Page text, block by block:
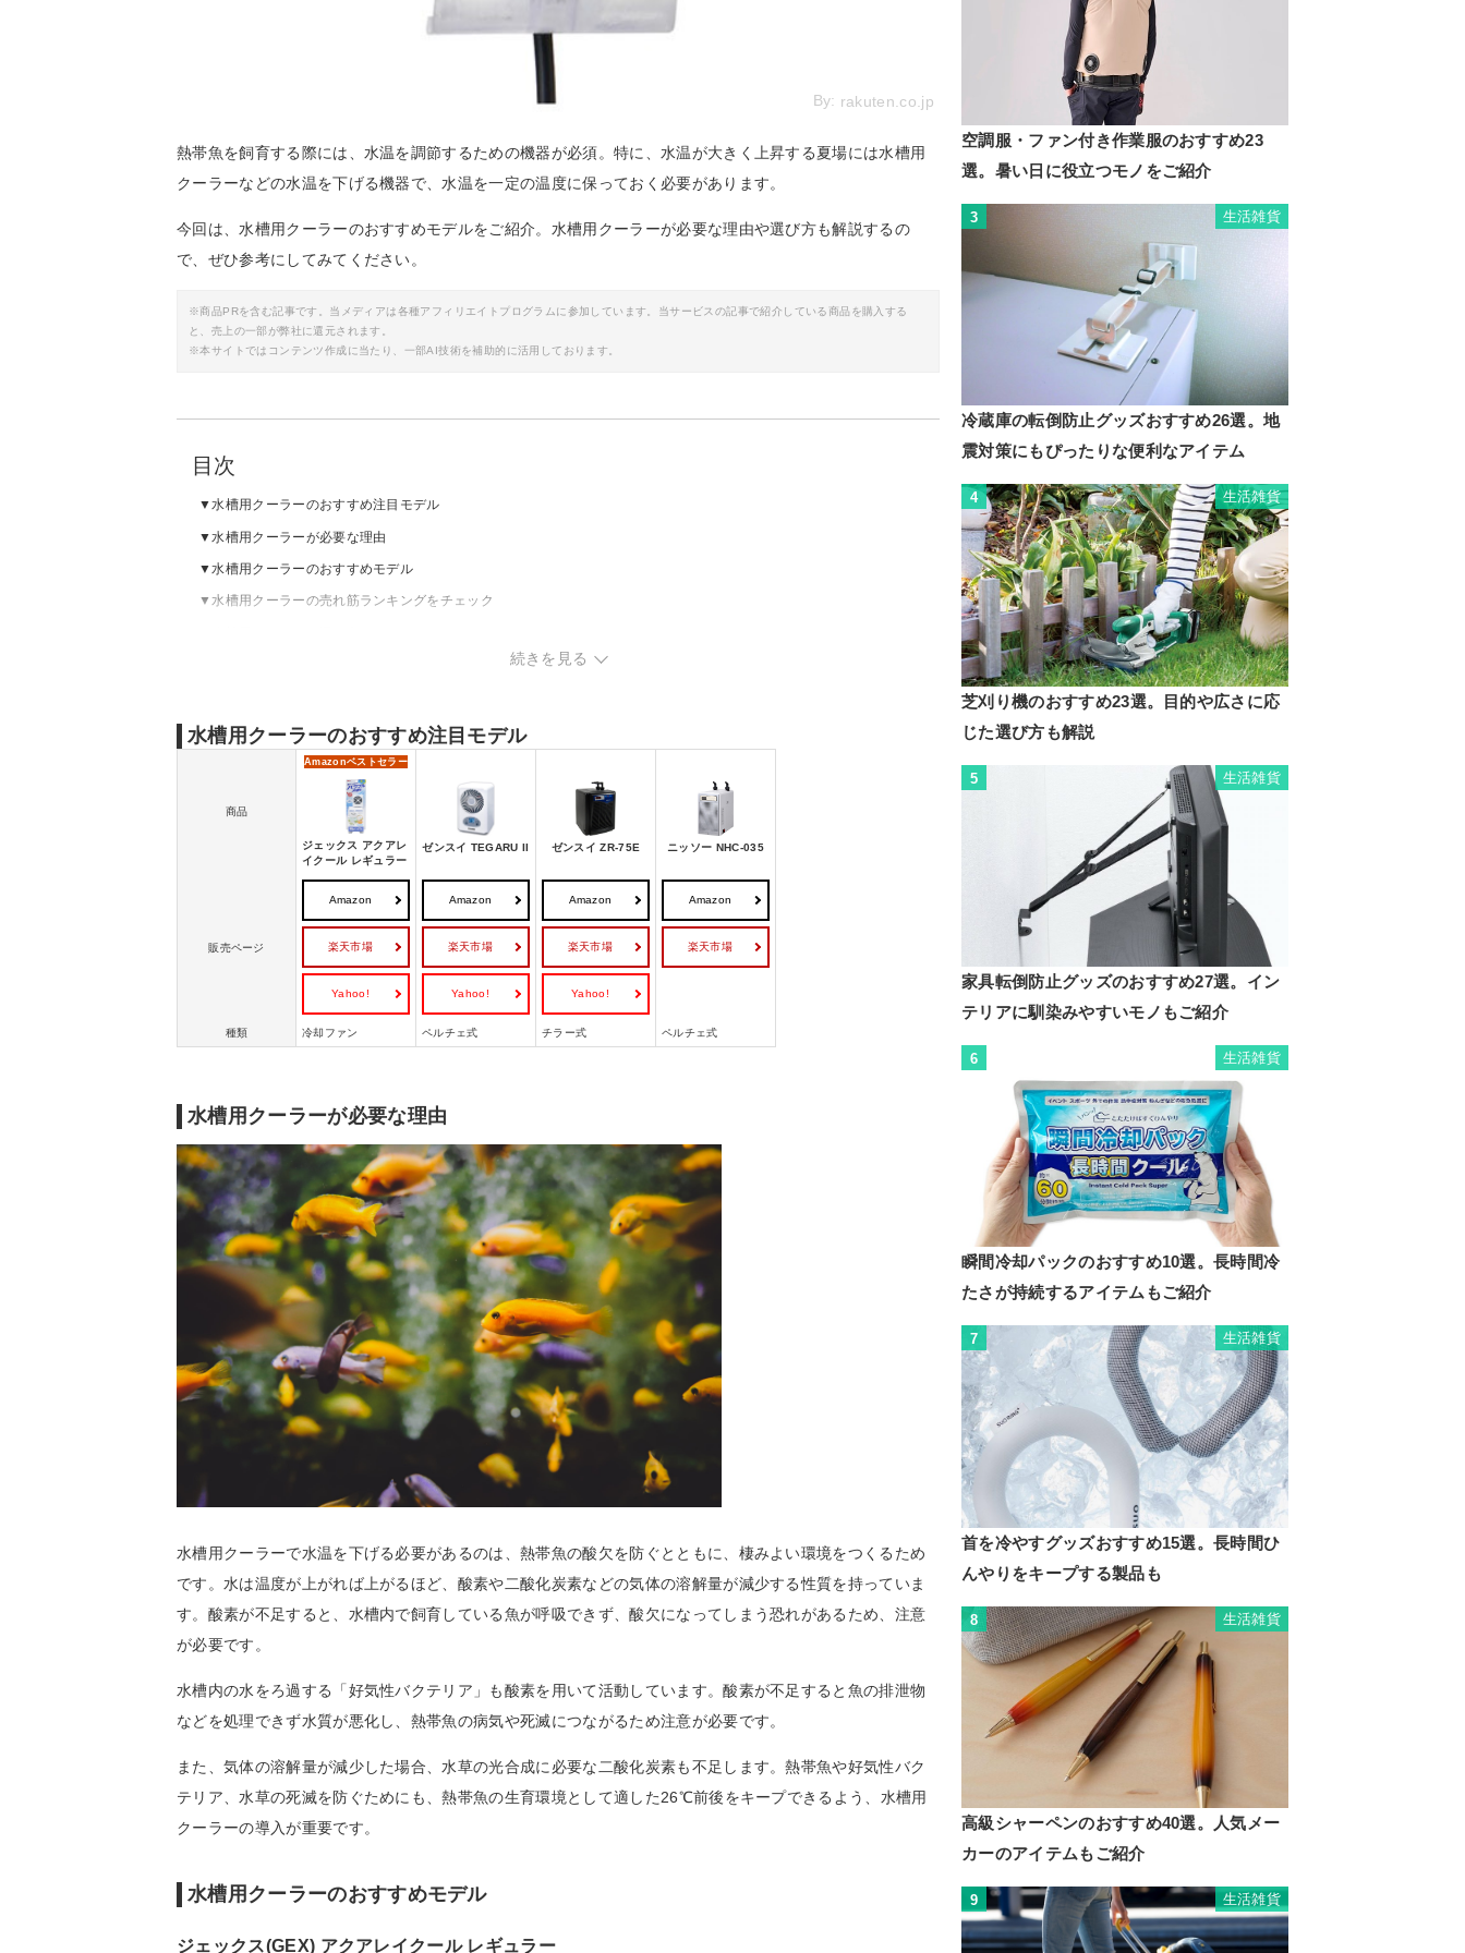
By: rakuten.co.jp
熱帯魚を飼育する際には、水温を調節するための機器が必須。特に、水温が大きく上昇する夏場には水槽用
クーラーなどの水温を下げる機器で、水温を一定の温度に保っておく必要があります。
今回は、水槽用クーラーのおすすめモデルをご紹介。水槽用クーラーが必要な理由や選び方も解説するの
で、ぜひ参考にしてみてください。
※商品PRを含む記事です。当メディアは各種アフィリエイトプログラムに参加しています。当サービスの記事で紹介している商品を購入する
と、売上の一部が弊社に還元されます。
※本サイトではコンテンツ作成に当たり、一部AI技術を補助的に活用しております。
目次
水槽用クーラーのおすすめ注目モデル
水槽用クーラーが必要な理由
水槽用クーラーのおすすめモデル
水槽用クーラーの売れ筋ランキングをチェック
続きを見る
水槽用クーラーのおすすめ注目モデル
商品
Amazonベストセラー
ジェックス アクアレ
イクール レギュラー
ゼンスイ TEGARU II ゼンスイ ZR-75E ニッソー NHC-035
販売ページ
Amazon
楽天市場
Yahoo!
Amazon
楽天市場
Yahoo!
Amazon
楽天市場
Yahoo!
Amazon
楽天市場
種類 冷却ファン ペルチェ式 チラー式 ペルチェ式
水槽用クーラーが必要な理由
水槽用クーラーで水温を下げる必要があるのは、熱帯魚の酸欠を防ぐとともに、棲みよい環境をつくるため
です。水は温度が上がれば上がるほど、酸素や二酸化炭素などの気体の溶解量が減少する性質を持っていま
す。酸素が不足すると、水槽内で飼育している魚が呼吸できず、酸欠になってしまう恐れがあるため、注意
が必要です。
水槽内の水をろ過する「好気性バクテリア」も酸素を用いて活動しています。酸素が不足すると魚の排泄物
などを処理できず水質が悪化し、熱帯魚の病気や死滅につながるため注意が必要です。
また、気体の溶解量が減少した場合、水草の光合成に必要な二酸化炭素も不足します。熱帯魚や好気性バク
テリア、水草の死滅を防ぐためにも、熱帯魚の生育環境として適した26℃前後をキープできるよう、水槽用
クーラーの導入が重要です。
水槽用クーラーのおすすめモデル
ジェックス(GEX) アクアレイクール レギュラー
空調服・ファン付き作業服のおすすめ23
選。暑い日に役立つモノをご紹介
3 生活雑貨
冷蔵庫の転倒防止グッズおすすめ26選。地
震対策にもぴったりな便利なアイテム
4 生活雑貨
芝刈り機のおすすめ23選。目的や広さに応
じた選び方も解説
5 生活雑貨
家具転倒防止グッズのおすすめ27選。イン
テリアに馴染みやすいモノもご紹介
6 生活雑貨
瞬間冷却パックのおすすめ10選。長時間冷
たさが持続するアイテムもご紹介
7 生活雑貨
首を冷やすグッズおすすめ15選。長時間ひ
んやりをキープする製品も
8 生活雑貨
高級シャーペンのおすすめ40選。人気メー
カーのアイテムもご紹介
9 生活雑貨